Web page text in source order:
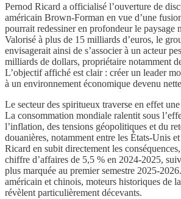
Pernod Ricard a officialisé l’ouverture de
américain Brown-Forman en vue d’une
pourrait redessiner en profondeur le paysage
Valorisé à plus de 15 milliards d’euros, le
envisagerait ainsi de s’associer à un acteur
milliards de dollars, propriétaire notamment
L’objectif affiché est clair : créer un leader
à un environnement économique devenu
Le secteur des spiritueux traverse en effet
La consommation mondiale ralentit sous
l’inflation, des tensions géopolitiques et du
douanières, notamment entre les États-Unis
Ricard en subit directement les
chiffre d’affaires de 5,5 % en 2024-2025,
plus marquée au premier semestre 2025-
américain et chinois, moteurs historiques de
révèlent particulièrement décevants.